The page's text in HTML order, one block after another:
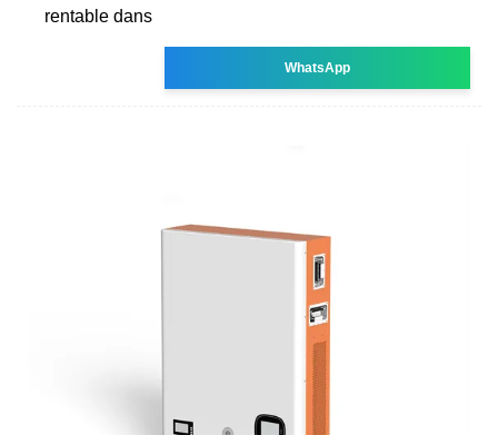
rentable dans
WhatsApp